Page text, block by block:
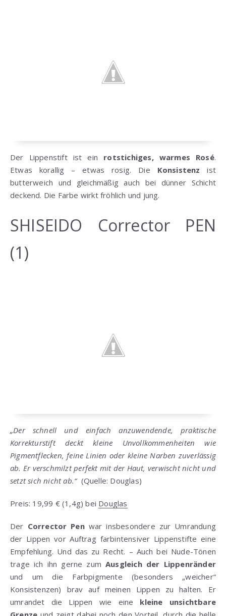
Der Lippenstift ist ein rotstichiges, warmes Rosé.
Etwas korallig – etwas rosig. Die Konsistenz ist
butterweich und gleichmäßig auch bei dünner Schicht
deckend. Die Farbe wirkt fröhlich und jung.
SHISEIDO Corrector PEN
(1)
„Der schnell und einfach anzuwendende, praktische
Korrekturstift deckt kleine Unvollkommenheiten wie
Pigmentflecken, feine Linien oder kleine Narben zuverlässig
ab. Er verschmilzt perfekt mit der Haut, verwischt nicht und
setzt sich nicht ab.“ (Quelle: Douglas)
Preis: 19,99 € (1,4g) bei Douglas
Der Corrector Penwar insbesondere zur Umrandung
der Lippen vor Auftrag farbintensiver Lippenstifte eine
Empfehlung. Und das zu Recht. – Auch bei Nude-Tönen
trage ich ihn gerne zumAusgleich der Lippenränder
und um die Farbpigmente (besonders „weicher“
Konsistenzen) brav auf meinen Lippen zu halten. Er
umrandet die Lippen wie eine kleine unsichtbare